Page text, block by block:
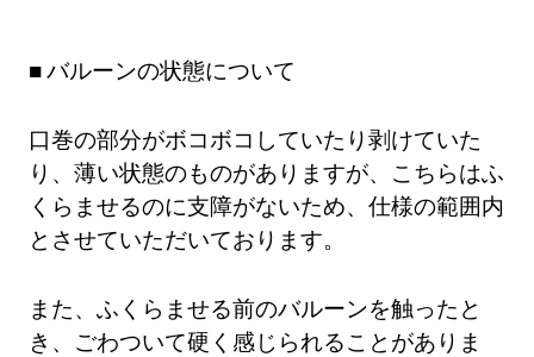
バルーンの状態について
口巻の部分がボコボコしていたり剥けていた
り、薄い状態のものがありますが、こちらはふ
くらませるのに支障がないため、仕様の範囲内
とさせていただいております。
また、ふくらませる前のバルーンを触ったと
き、ごわついて硬く感じられることがありま